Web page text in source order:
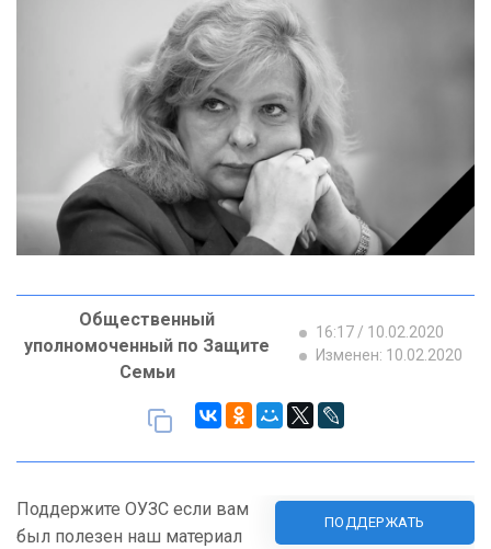
Общественный
уполномоченный по Защите
Семьи
16:17 / 10.02.2020
Изменен: 10.02.2020
Поддержите ОУЗС если вам
был полезен наш материал
ПОДДЕРЖАТЬ